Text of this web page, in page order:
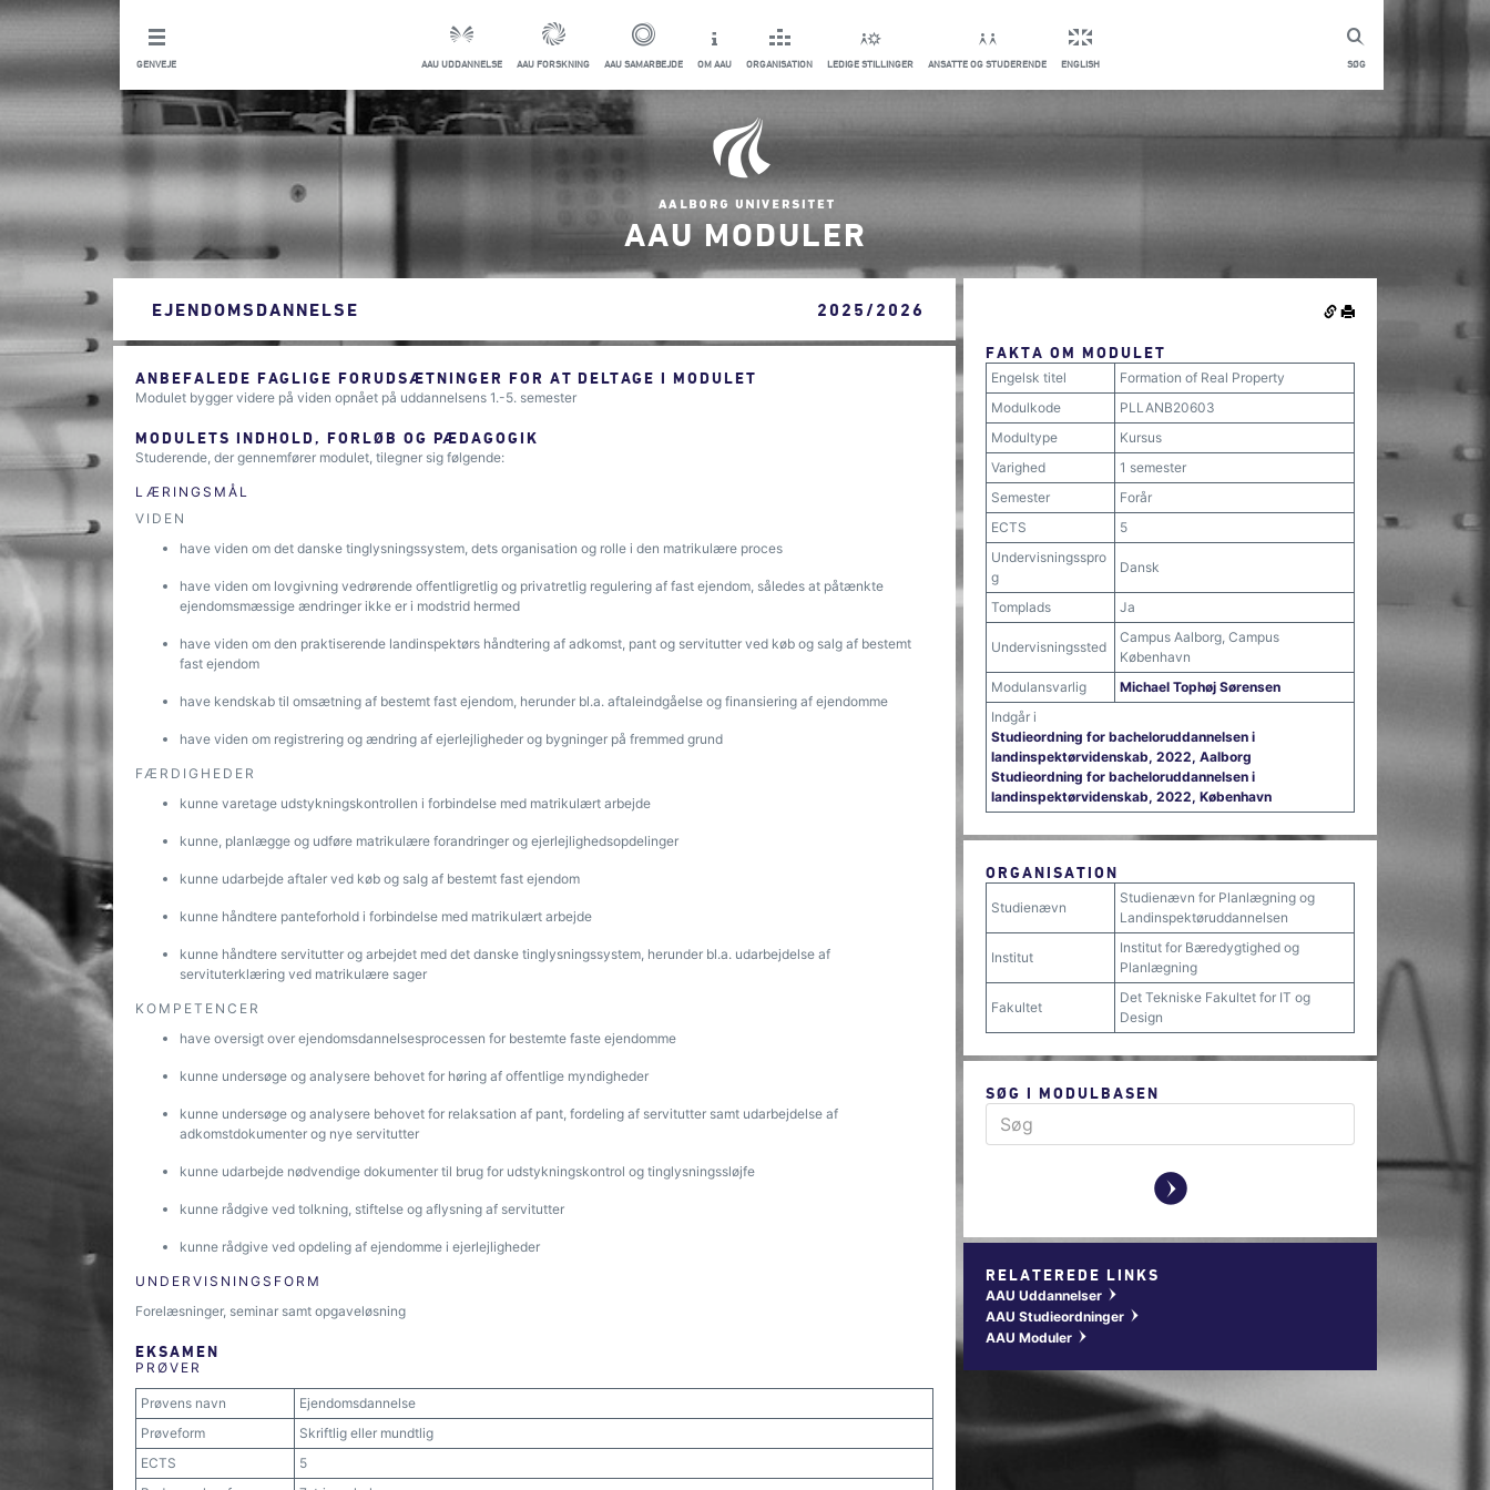
SØG
GENVEJE AAU UDDANNELSE AAU FORSKNING AAU SAMARBEJDE OM AAU ORGANISATION LEDIGE STILLINGER ANSATTE OG STUDERENDE ENGLISH
AAU MODULER
EJENDOMSDANNELSE 2025/2026
ANBEFALEDE FAGLIGE FORUDSÆTNINGER FOR AT DELTAGE I MODULET
Modulet bygger videre på viden opnået på uddannelsens 1.-5. semester
MODULETS INDHOLD, FORLØB OG PÆDAGOGIK
Studerende, der gennemfører modulet, tilegner sig følgende:
LÆRINGSMÅL
VIDEN
have viden om det danske tinglysningssystem, dets organisation og rolle i den matrikulære proces
have viden om lovgivning vedrørende offentligretlig og privatretlig regulering af fast ejendom, således at påtænkte
ejendomsmæssige ændringer ikke er i modstrid hermed
have viden om den praktiserende landinspektørs håndtering af adkomst, pant og servitutter ved køb og salg af bestemt
fast ejendom
have kendskab til omsætning af bestemt fast ejendom, herunder bl.a. aftaleindgåelse og finansiering af ejendomme
have viden om registrering og ændring af ejerlejligheder og bygninger på fremmed grund
FÆRDIGHEDER
kunne varetage udstykningskontrollen i forbindelse med matrikulært arbejde
kunne, planlægge og udføre matrikulære forandringer og ejerlejlighedsopdelinger
kunne udarbejde aftaler ved køb og salg af bestemt fast ejendom
kunne håndtere panteforhold i forbindelse med matrikulært arbejde
kunne håndtere servitutter og arbejdet med det danske tinglysningssystem, herunder bl.a. udarbejdelse af
servituterklæring ved matrikulære sager
KOMPETENCER
have oversigt over ejendomsdannelsesprocessen for bestemte faste ejendomme
kunne undersøge og analysere behovet for høring af offentlige myndigheder
kunne undersøge og analysere behovet for relaksation af pant, fordeling af servitutter samt udarbejdelse af
adkomstdokumenter og nye servitutter
kunne udarbejde nødvendige dokumenter til brug for udstykningskontrol og tinglysningssløjfe
kunne rådgive ved tolkning, stiftelse og aflysning af servitutter
kunne rådgive ved opdeling af ejendomme i ejerlejligheder
UNDERVISNINGSFORM
Forelæsninger, seminar samt opgaveløsning
EKSAMEN
PRØVER
Prøvens navn
Ejendomsdannelse
Prøveform
Skriftlig eller mundtlig
ECTS
5
FAKTA OM MODULET
Engelsk titel
Formation of Real Property
Modulkode
PLLANB20603
Modultype
Kursus
Varighed
1 semester
Semester
Forår
ECTS
5
Undervisningsspro
g
Dansk
Tomplads Ja
Undervisningssted
Campus Aalborg, Campus
København
Modulansvarlig
Michael Tophøj Sørensen
Indgår i
Studieordning for bacheloruddannelsen i
landinspektørvidenskab, 2022, Aalborg
Studieordning for bacheloruddannelsen i
landinspektørvidenskab, 2022, København
ORGANISATION
Studienævn
Studienævn for Planlægning og
Landinspektøruddannelsen
Institut
Institut for Bæredygtighed og
Planlægning
Fakultet
Det Tekniske Fakultet for IT og
Design
SØG I MODULBASEN
y
RELATEREDE LINKS
AAU Uddannelser w
AAU Studieordninger w
AAU Moduler w